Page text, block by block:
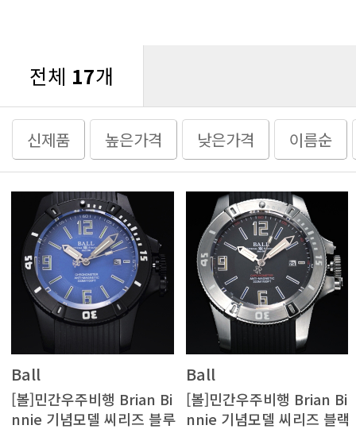
전체 17개
신제품 높은가격 낮은가격 이름순
Ball Ball